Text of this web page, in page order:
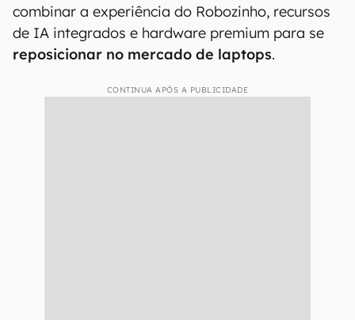
combinar a experiência do Robozinho, recursos
de IA integrados e hardware premium para se
reposicionar no mercado de laptops.
CONTINUA APÓS A PUBLICIDADE